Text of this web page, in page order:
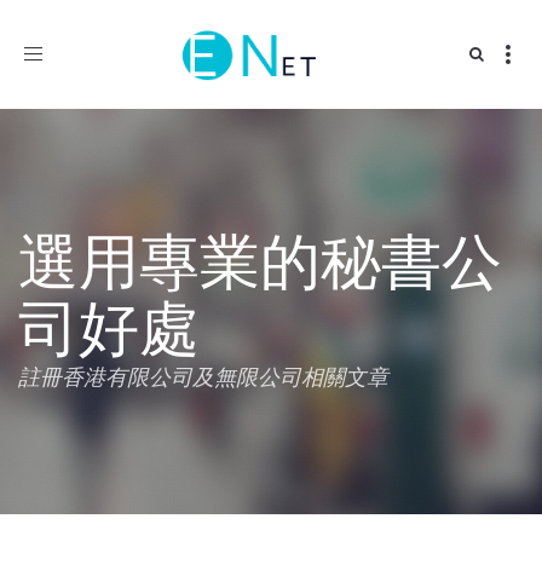
Toggle
選用專業的秘書公
司好處
註冊香港有限公司及無限公司相關文章